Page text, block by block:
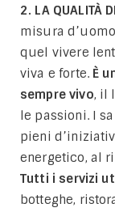
2. LA QUALITÀ
misura
quel vivere
viva e forte. È
sempre vivo, il
le passioni. I
pieni
energetico, al
Tutti i servizi
botteghe,